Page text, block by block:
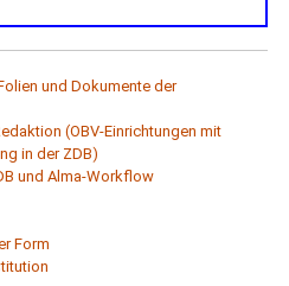
und Dokumente der
(OBV-Einrichtungen mit
in der ZDB)
und Alma-Workflow
Form